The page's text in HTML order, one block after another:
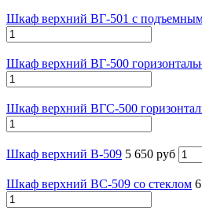
Шкаф верхний ВГ-501 с
Шкаф верхний ВГ-500
Шкаф верхний ВГС-500
Шкаф верхний В-509 5 650 руб
Шкаф верхний ВС-509 со стеклом